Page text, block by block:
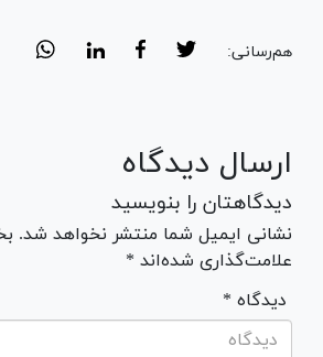
هم‌رسانی:
ارسال دیدگاه
دیدگاهتان را بنویسید
نشانی ایمیل شما منتشر نخواهد شد.
علامت‌گذاری شده‌اند *
* دیدگاه